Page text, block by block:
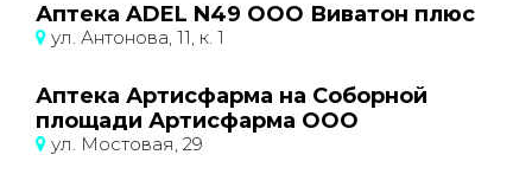
Аптека ADEL N49 ООО Виватон плюс
ул. Антонова, 11, к. 1
Аптека Артисфарма на Соборной
площади Артисфарма ООО
ул. Мостовая, 29